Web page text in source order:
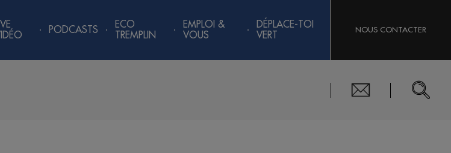
PODCASTS
ECO
TREMPLIN
EMPLOI &
VOUS
DÉPLACE-TOI
VERT
NOUS CONTACTER